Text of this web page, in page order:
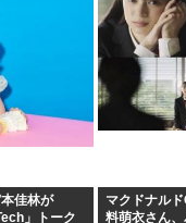
佳林が
」トーク
マクドナル
料萌衣さん